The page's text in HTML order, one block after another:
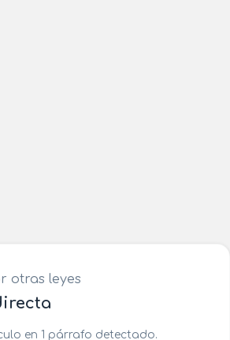
otras leyes
en 1 párrafo detectado.